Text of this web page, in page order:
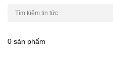
0 sản phẩm